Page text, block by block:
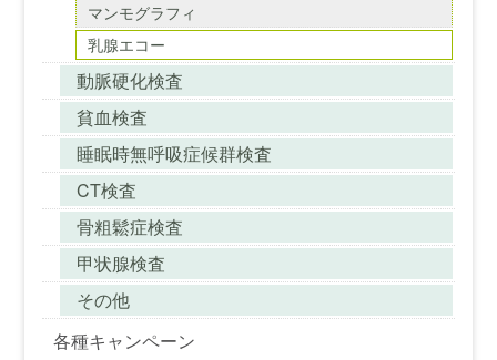
マンモグラフィ
乳腺エコー
動脈硬化検査
貧血検査
睡眠時無呼吸症候群検査
CT検査
骨粗鬆症検査
甲状腺検査
その他
各種キャンペーン